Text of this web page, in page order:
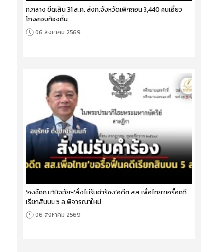
ก.กลาง ขีดเส้น 31 ส.ค. ส่งก.จังหวัดเพิกถอน 3,440 คนเอี่ยว
โกงสอบท้องถิ่น
06 สิงหาคม 2569
‘องค์คณะวินิจฉัยฯ’สั่งไม่รับคำร้อง‘อดีต สส.เพื่อไทย’ขอรื้อคดี
เรียกสินบน 5 ล.พิจารณาใหม่
06 สิงหาคม 2569